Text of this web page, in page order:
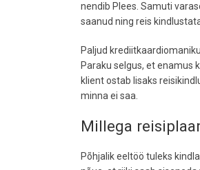
nendib Plees. Samuti
saanud ning reis
Paljud
Paraku selgus, et enamus
klient ostab lisaks
minna ei saa.
Millega
Põhjalik eeltöö tuleks